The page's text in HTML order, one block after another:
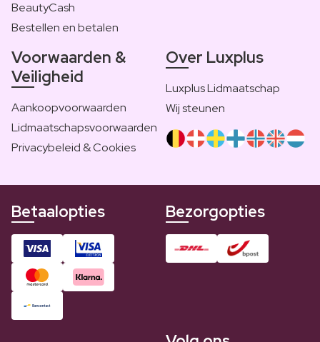
BeautyCash
Bestellen en betalen
Voorwaarden &
Veiligheid
Aankoopvoorwaarden
Lidmaatschapsvoorwaarden
Privacybeleid & Cookies
Over Luxplus
Luxplus Lidmaatschap
Wij steunen
Betaalopties Bezorgopties